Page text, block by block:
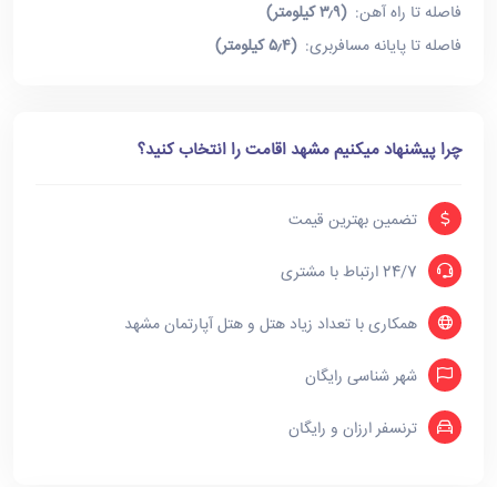
فاصله تا راه آهن:(۳٫۹ کیلومتر)
فاصله تا پایانه مسافربری:(۵٫۴ کیلومتر)
چرا پیشنهاد میکنیم مشهد اقامت را انتخاب کنید؟
تضمین بهترین قیمت
24/7 ارتباط با مشتری
همکاری با تعداد زیاد هتل و هتل آپارتمان مشهد
شهر شناسی رایگان
ترنسفر ارزان و رایگان